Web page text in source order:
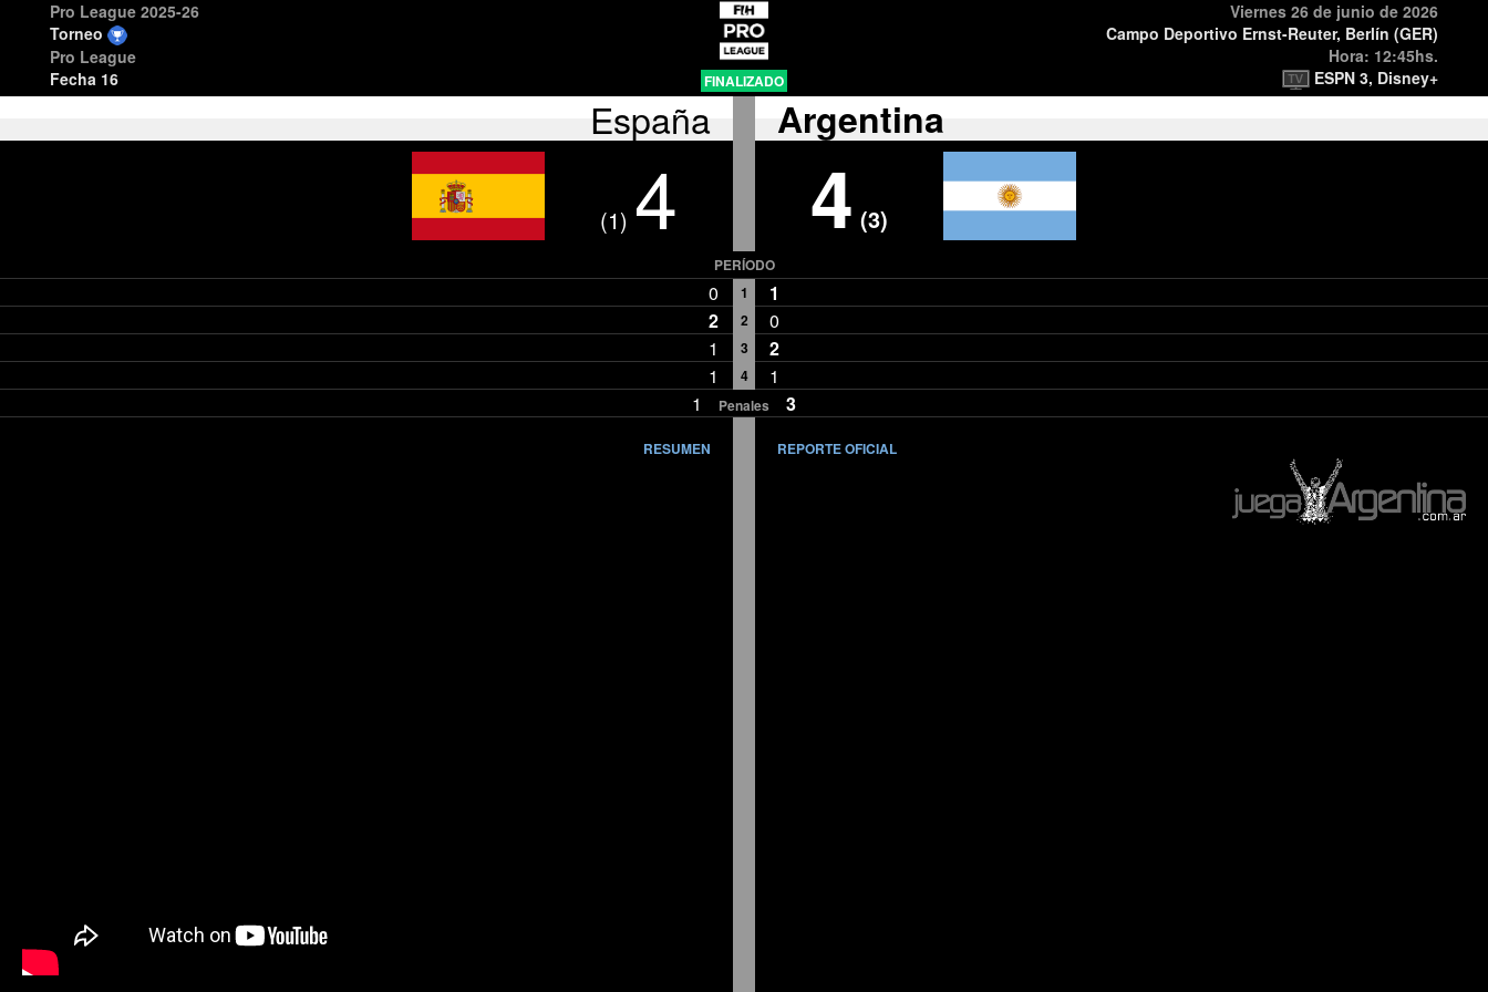
Pro League 2025-26
Torneo
Pro League
Fecha 16
FINALIZADO
Viernes 26 de junio de 2026
Campo Deportivo Ernst-Reuter, Berlín (GER)
Hora: 12:45hs.
ESPN 3, Disney+
España Argentina
(1) 4 4 (3)
PERÍODO
0 1
1
2
2
0
1
3
2
1
4
1
1
Penales 3
RESUMEN REPORTE OFICIAL